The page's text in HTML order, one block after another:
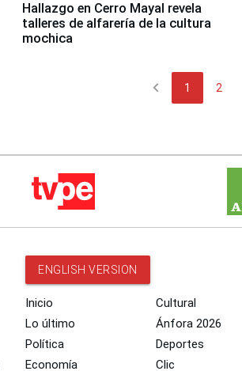
Hallazgo en Cerro Mayal revela
talleres de alfarería de la cultura
mochica
chevron_left 1 2
ENGLISH VERSION
Inicio
Lo último
Política
Economía
Cultural
Ánfora 2026
Deportes
Clic